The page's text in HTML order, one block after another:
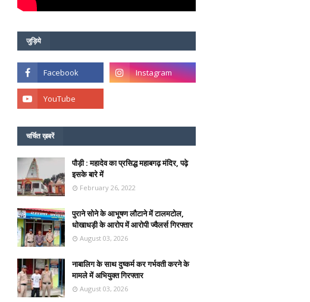
जुड़िये
चर्चित ख़बरें
पौड़ी : महादेव का प्रसिद्ध महाबगढ़ मंदिर, पढ़े
इसके बारे में
February 26, 2022
पुराने सोने के आभूषण लौटाने में टालमटोल,
धोखाधड़ी के आरोप में आरोपी ज्वैलर्स गिरफ्तार
August 03, 2026
नाबालिग के साथ दुष्कर्म कर गर्भवती करने के
मामले में अभियुक्त गिरफ्तार
August 03, 2026